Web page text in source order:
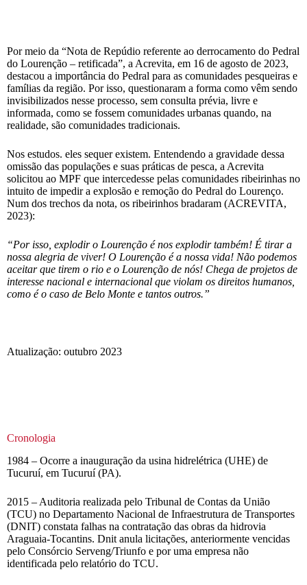
Por meio da “Nota de Repúdio referente ao derrocamento do Pedral
do Lourenção – retificada”, a Acrevita, em 16 de agosto de 2023,
destacou a importância do Pedral para as comunidades pesqueiras e
famílias da região. Por isso, questionaram a forma como vêm sendo
invisibilizados nesse processo, sem consulta prévia, livre e
informada, como se fossem comunidades urbanas quando, na
realidade, são comunidades tradicionais.
Nos estudos. eles sequer existem. Entendendo a gravidade dessa
omissão das populações e suas práticas de pesca, a Acrevita
solicitou ao MPF que intercedesse pelas comunidades ribeirinhas no
intuito de impedir a explosão e remoção do Pedral do Lourenço.
Num dos trechos da nota, os ribeirinhos bradaram (ACREVITA,
2023):
“Por isso, explodir o Lourenção é nos explodir também! É tirar a
nossa alegria de viver! O Lourenção é a nossa vida! Não podemos
aceitar que tirem o rio e o Lourenção de nós! Chega de projetos de
interesse nacional e internacional que violam os direitos humanos,
como é o caso de Belo Monte e tantos outros.”
Atualização: outubro 2023
Cronologia
1984 – Ocorre a inauguração da usina hidrelétrica (UHE) de
Tucuruí, em Tucuruí (PA).
2015 – Auditoria realizada pelo Tribunal de Contas da União
(TCU) no Departamento Nacional de Infraestrutura de Transportes
(DNIT) constata falhas na contratação das obras da hidrovia
Araguaia-Tocantins. Dnit anula licitações, anteriormente vencidas
pelo Consórcio Serveng/Triunfo e por uma empresa não
identificada pelo relatório do TCU.